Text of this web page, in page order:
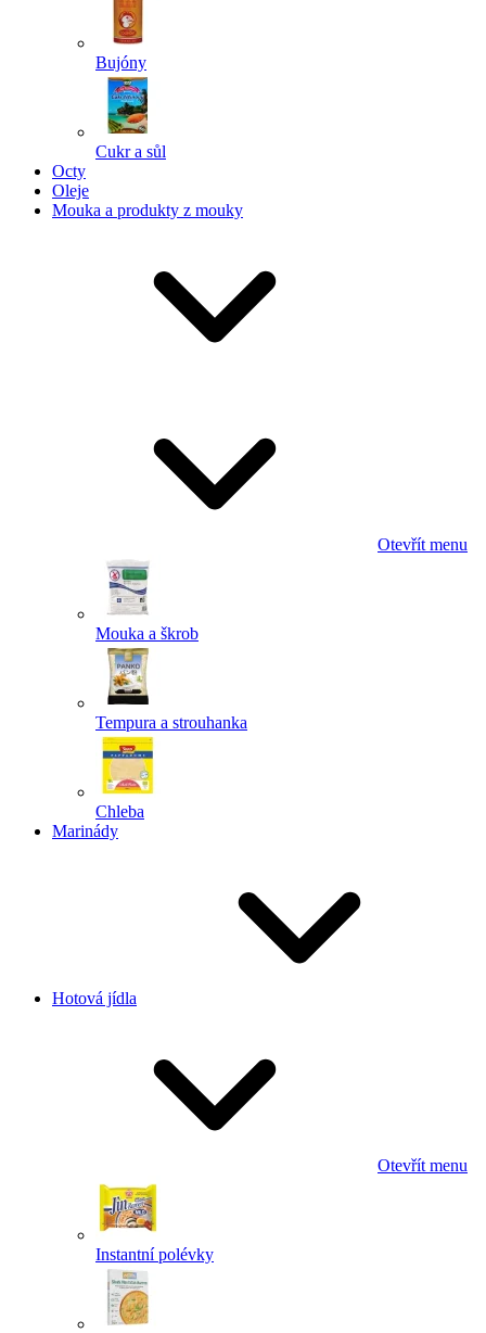
Bujóny
Cukr a sůl
Octy
Oleje
Mouka a produkty z mouky
Otevřít menu
Mouka a škrob
Tempura a strouhanka
Chleba
Marinády
Hotová jídla
Otevřít menu
Instantní polévky
Powered by chaterimo